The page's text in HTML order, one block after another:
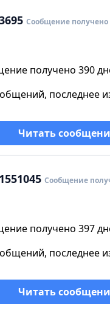
Сообщение получено
получено 390
последнее
Читать
Сообщение
получено 397
последнее
Читать